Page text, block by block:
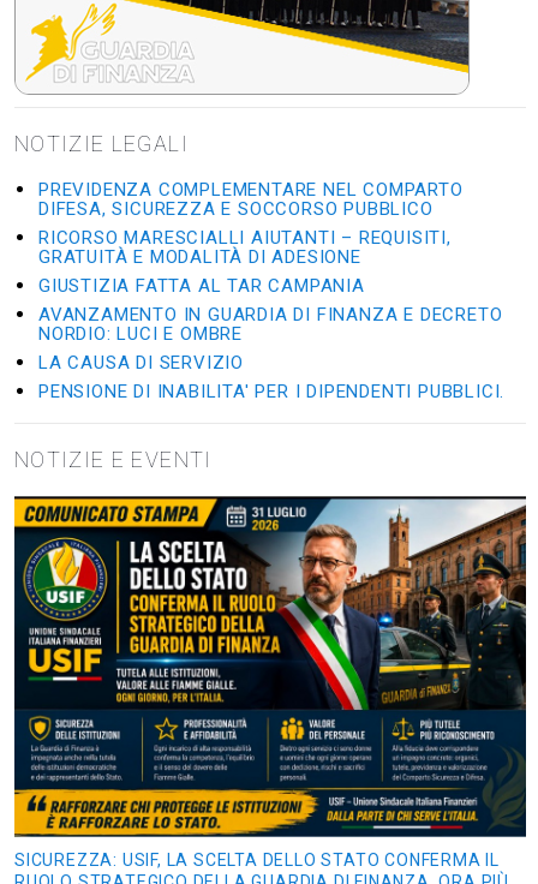
NOTIZIE LEGALI
PREVIDENZA COMPLEMENTARE NEL COMPARTO
DIFESA, SICUREZZA E SOCCORSO PUBBLICO
RICORSO MARESCIALLI AIUTANTI – REQUISITI,
GRATUITÀ E MODALITÀ DI ADESIONE
GIUSTIZIA FATTA AL TAR CAMPANIA
AVANZAMENTO IN GUARDIA DI FINANZA E DECRETO
NORDIO: LUCI E OMBRE
LA CAUSA DI SERVIZIO
PENSIONE DI INABILITA' PER I DIPENDENTI PUBBLICI.
NOTIZIE E EVENTI
SICUREZZA: USIF, LA SCELTA DELLO STATO CONFERMA IL